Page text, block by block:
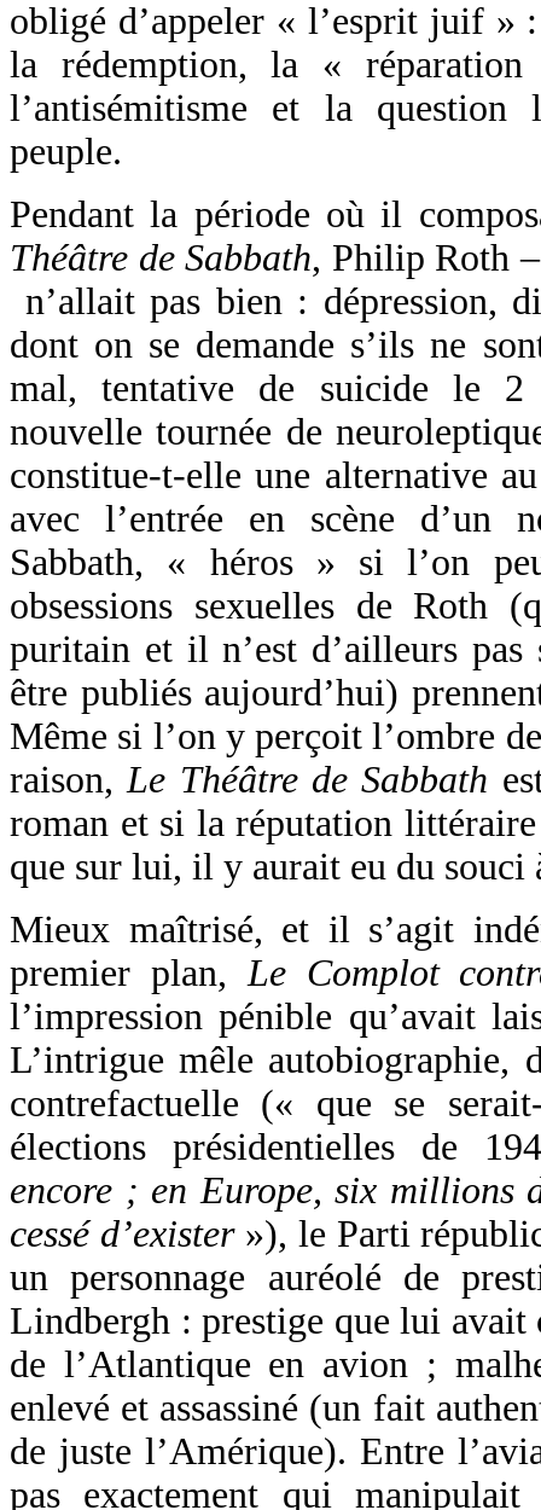
obligé d’appeler « l’esprit juif »
la rédemption, la «
l’antisémitisme et la
peuple.
Pendant la période où il
Théâtre de Sabbath, Philip Roth
n’allait pas bien : dépression,
dont on se demande s’ils ne
mal, tentative de suicide le 2
nouvelle tournée de
constitue-t-elle une alternative
avec l’entrée en scène d’un
Sabbath, « héros » si l’on
obsessions sexuelles de Roth
puritain et il n’est d’ailleurs
être publiés aujourd’hui)
Même si l’on y perçoit l’ombre
raison, Le Théâtre de Sabbath
roman et si la réputation
que sur lui, il y aurait eu du souci
Mieux maîtrisé, et il s’agit
premier plan, Le Complot
l’impression pénible qu’avait
L’intrigue mêle autobiographie,
contrefactuelle (« que se
élections présidentielles de
encore ; en Europe, six millions
cessé d’exister»), le Parti
un personnage auréolé de
Lindbergh : prestige que lui avait
de l’Atlantique en avion ;
enlevé et assassiné (un fait
de juste l’Amérique). Entre
pas exactement qui